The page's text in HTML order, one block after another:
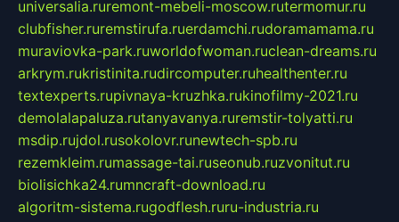
universalia.ruremont-mebeli-moscow.rutermomur.ru
clubfisher.ruremstirufa.ruerdamchi.rudoramamama.ru
muraviovka-park.ruworldofwoman.ruclean-dreams.ru
arkrym.rukristinita.rudircomputer.ruhealthenter.ru
textexperts.rupivnaya-kruzhka.rukinofilmy-2021.ru
demolalapaluza.rutanyavanya.ruremstir-tolyatti.ru
msdip.rujdol.rusokolovr.runewtech-spb.ru
rezemkleim.rumassage-tai.ruseonub.ruzvonitut.ru
biolisichka24.rumncraft-download.ru
algoritm-sistema.rugodflesh.ruru-industria.ru